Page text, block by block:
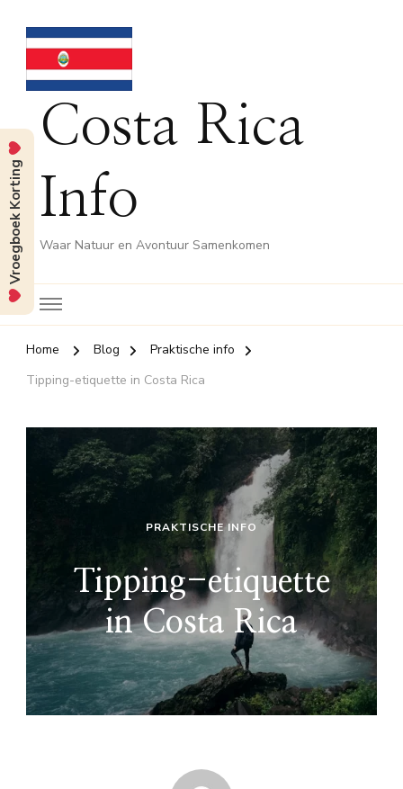
Costa Rica
Info
Waar Natuur en Avontuur Samenkomen
Home Blog
Praktische info
Tipping-etiquette in Costa Rica
PRAKTISCHE INFO
Tipping-etiquette
in Costa Rica
Vroegboek Korting